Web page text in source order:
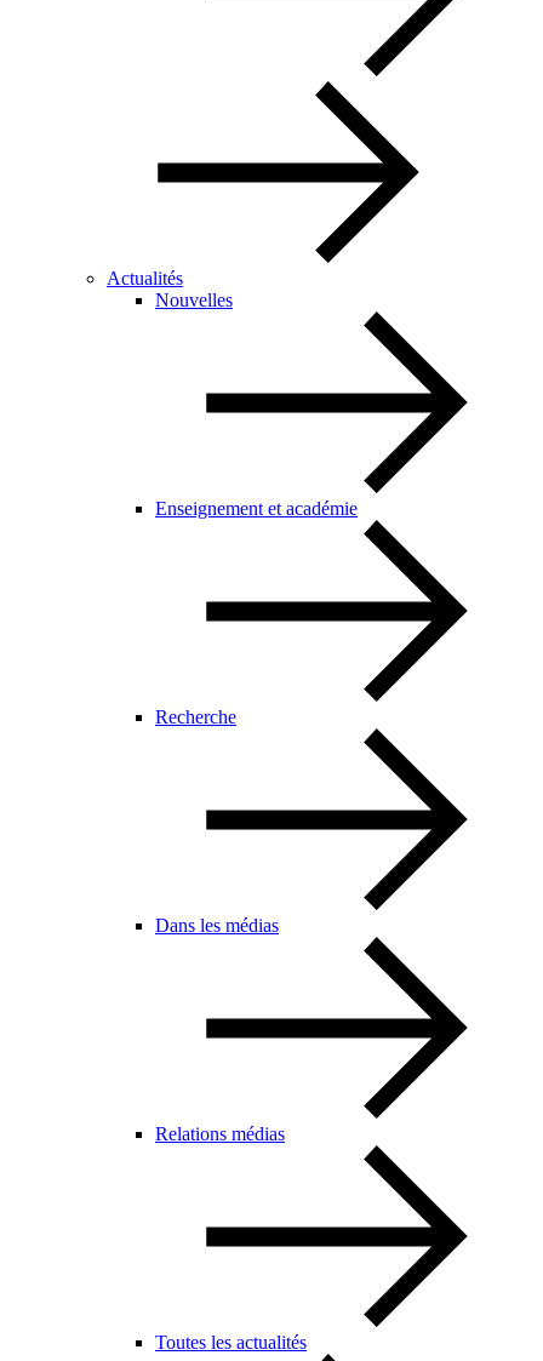
Actualités
Nouvelles
Enseignement et académie
Recherche
Dans les médias
Relations médias
Toutes les actualités